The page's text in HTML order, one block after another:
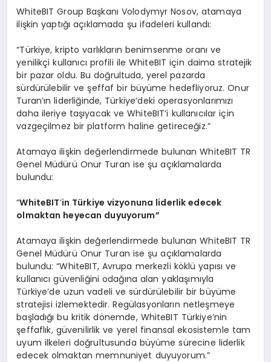
WhiteBIT Group Başkanı Volodymyr Nosov, atamaya
ilişkin yaptığı açıklamada şu ifadeleri kullandı:
“Türkiye, kripto varlıkların benimsenme oranı ve
yenilikçi kullanıcı profili ile WhiteBIT için daima stratejik
bir pazar oldu. Bu doğrultuda, yerel pazarda
sürdürülebilir ve şeffaf bir büyüme hedefliyoruz. Onur
Turan’ın liderliğinde, Türkiye’deki operasyonlarımızı
daha ileriye taşıyacak ve WhiteBIT’i kullanıcılar için
vazgeçilmez bir platform haline getireceğiz.”
Atamaya ilişkin değerlendirmede bulunan WhiteBIT TR
Genel Müdürü Onur Turan ise şu açıklamalarda
bulundu:
“WhiteBIT’in Türkiye vizyonuna liderlik edecek
olmaktan heyecan duyuyorum”
Atamaya ilişkin değerlendirmede bulunan WhiteBIT TR
Genel Müdürü Onur Turan ise şu açıklamalarda
bulundu: “WhiteBIT, Avrupa merkezli köklü yapısı ve
kullanıcı güvenliğini odağına alan yaklaşımıyla
Türkiye’de uzun vadeli ve sürdürülebilir bir büyüme
stratejisi izlemektedir. Regülasyonların netleşmeye
başladığı bu kritik dönemde, WhiteBIT Türkiye’nin
şeffaflık, güvenilirlik ve yerel finansal ekosistemle tam
uyum ilkeleri doğrultusunda büyüme sürecine liderlik
edecek olmaktan memnuniyet duyuyorum.”